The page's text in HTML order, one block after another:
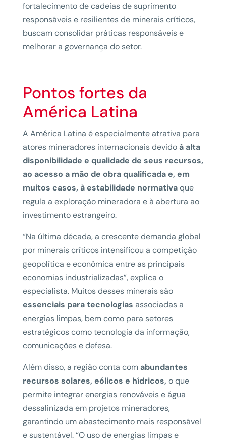
fortalecimento de cadeias de suprimento
responsáveis e resilientes de minerais críticos,
buscam consolidar práticas responsáveis e
melhorar a governança do setor.
Pontos fortes da
América Latina
A América Latina é especialmente atrativa para
atores mineradores internacionais devido à alta
disponibilidade e qualidade de seus recursos,
ao acesso a mão de obra qualificada e, em
muitos casos, à estabilidade normativaque
regula a exploração mineradora e à abertura ao
investimento estrangeiro.
“Na última década, a crescente demanda global
por minerais críticos intensificou a competição
geopolítica e econômica entre as principais
economias industrializadas”, explica o
especialista. Muitos desses minerais são
essenciais para tecnologias associadas a
energias limpas, bem como para setores
estratégicos como tecnologia da informação,
comunicações e defesa.
Além disso, a região conta com abundantes
recursos solares, eólicos e hídricos, o que
permite integrar energias renováveis e água
dessalinizada em projetos mineradores,
garantindo um abastecimento mais responsável
e sustentável. “O uso de energias limpas e